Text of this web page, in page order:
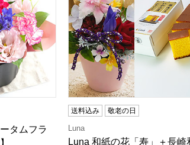
タムフラ
送料込み 敬老の日
Luna
Luna 和紙の花「寿」＋長崎